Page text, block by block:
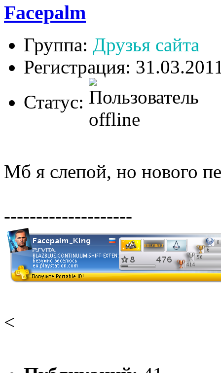
Facepalm
Группа: Друзья сайта
Регистрация:
Статус:
Мб я слепой, но нового
--------------------
<